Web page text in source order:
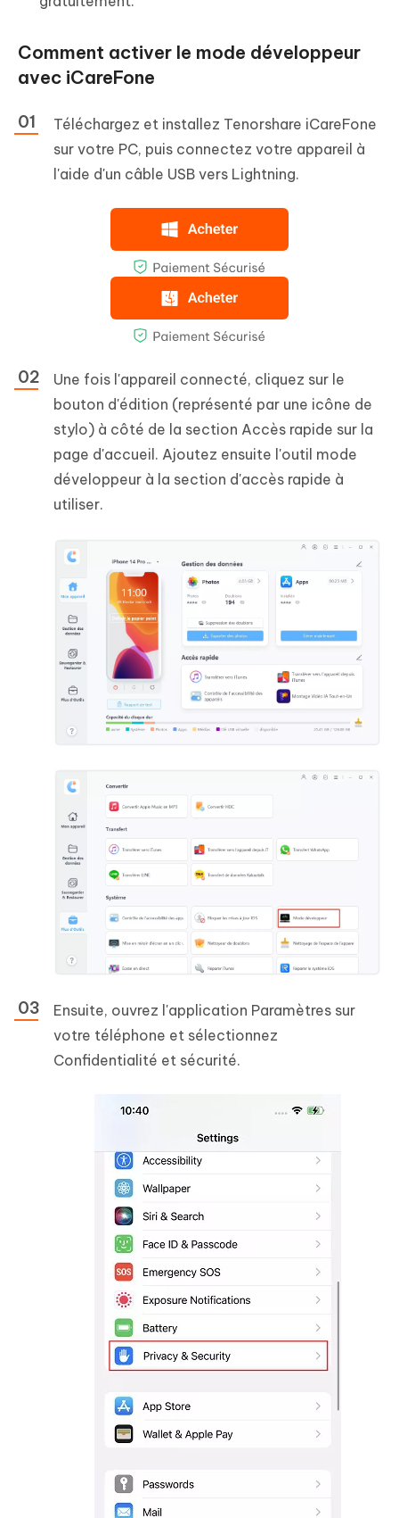
Comment activer le mode développeur
avec iCareFone
Téléchargez et installez Tenorshare iCareFone
sur votre PC, puis connectez votre appareil à
l'aide d'un câble USB vers Lightning.
Une fois l'appareil connecté, cliquez sur le
bouton d'édition (représenté par une icône de
stylo) à côté de la section Accès rapide sur la
page d'accueil. Ajoutez ensuite l'outil mode
développeur à la section d'accès rapide à
utiliser.
Ensuite, ouvrez l'application Paramètres sur
votre téléphone et sélectionnez
Confidentialité et sécurité.